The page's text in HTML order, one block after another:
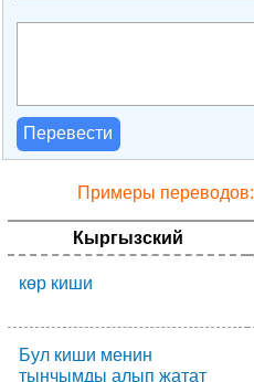
Перевести
Примеры переводов:
Кыргызский
көр киши
Бул киши менин
тынчымды алып жатат